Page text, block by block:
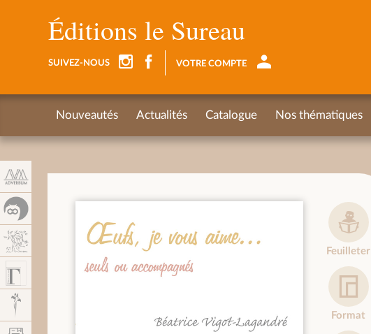
Feuilleter
Format
Éditions le Sureau
SUIVEZ-NOUS VOTRE COMPTE
Nouveautés Actualités Catalogue Nos thématiques